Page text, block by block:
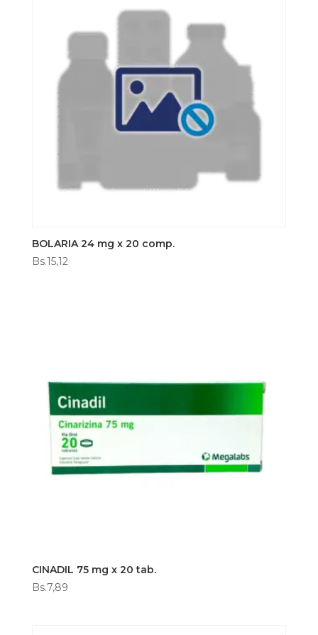
BOLARIA 24 mg x 20 comp.
Bs.15,12
CINADIL 75 mg x 20 tab.
Bs.7,89